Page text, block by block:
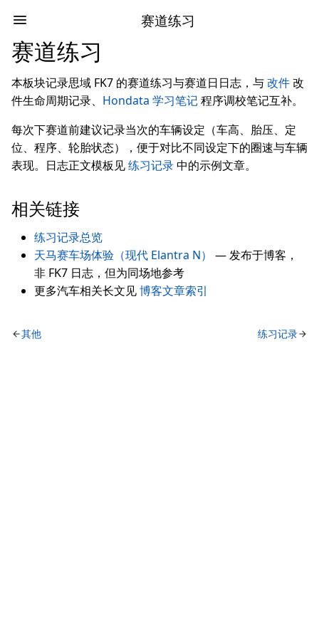
赛道练习
赛道练习
本板块记录思域 FK7 的赛道练习与赛道日日志，与改件改
件生命周期记录、 Hondata 学习笔记程序调校笔记互补。
每次下赛道前建议记录当次的车辆设定（车高、胎压、定
位、程序、轮胎状态），便于对比不同设定下的圈速与车辆
表现。日志正文模板见练习记录中的示例文章。
相关链接
练习记录总览
天马赛车场体验（现代 Elantra N）
— 发布于博客，
非 FK7 日志，但为同场地参考
更多汽车相关长文见博客文章索引
其他 练习记录